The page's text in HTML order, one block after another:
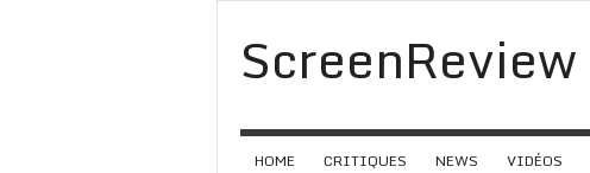
ScreenReview
HOME CRITIQUES NEWS VIDÉOS